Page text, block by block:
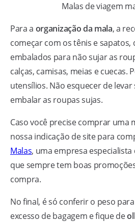
Malas de viagem
Para a organização da mala, a
começar com os tênis e sapatos,
embalados para não sujar as
calças, camisas, meias e cuecas.
utensílios. Não esquecer de
embalar as roupas sujas.
Caso você precise comprar uma
nossa indicação de site para
Malas, uma empresa
que sempre tem boas
compra.
No final, é só conferir o peso
excesso de bagagem e fique de